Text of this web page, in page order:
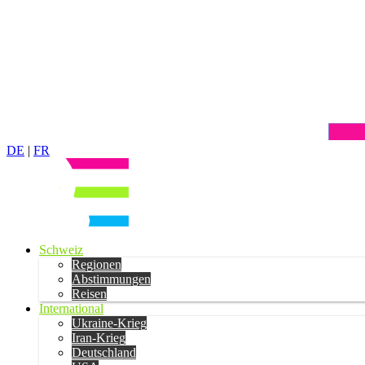
DE | FR
Schweiz
Regionen
Abstimmungen
Reisen
International
Ukraine-Krieg
Iran-Krieg
Deutschland